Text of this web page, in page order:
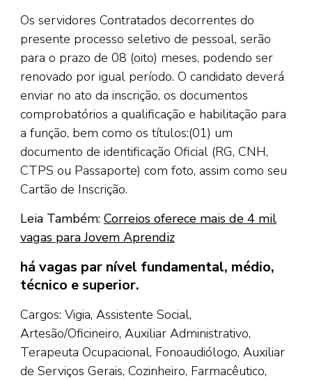
Os servidores Contratados decorrentes do
presente processo seletivo de pessoal, serão
para o prazo de 08 (oito) meses, podendo ser
renovado por igual período. O candidato deverá
enviar no ato da inscrição, os documentos
comprobatórios a qualificação e habilitação para
a função, bem como os títulos:(01) um
documento de identificação Oficial (RG, CNH,
CTPS ou Passaporte) com foto, assim como seu
Cartão de Inscrição.
Leia Também: Correios oferece mais de 4 mil
vagas para Jovem Aprendiz
há vagas par nível fundamental, médio,
técnico e superior.
Cargos: Vigia, Assistente Social,
Artesão/Oficineiro, Auxiliar Administrativo,
Terapeuta Ocupacional, Fonoaudiólogo, Auxiliar
de Serviços Gerais, Cozinheiro, Farmacêutico,